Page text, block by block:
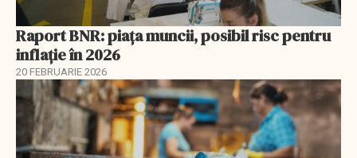
Raport BNR: piața muncii, posibil risc pentru
inflație în 2026
20 FEBRUARIE 2026